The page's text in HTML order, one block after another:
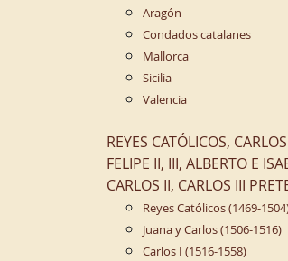
Aragón
Condados catalanes
Mallorca
Sicilia
Valencia
REYES CATÓLICOS,
FELIPE II, III, ALBERTO E
CARLOS II, CARLOS III
Reyes Católicos (1469-
Juana y Carlos (1506-1516)
Carlos I (1516-1558)